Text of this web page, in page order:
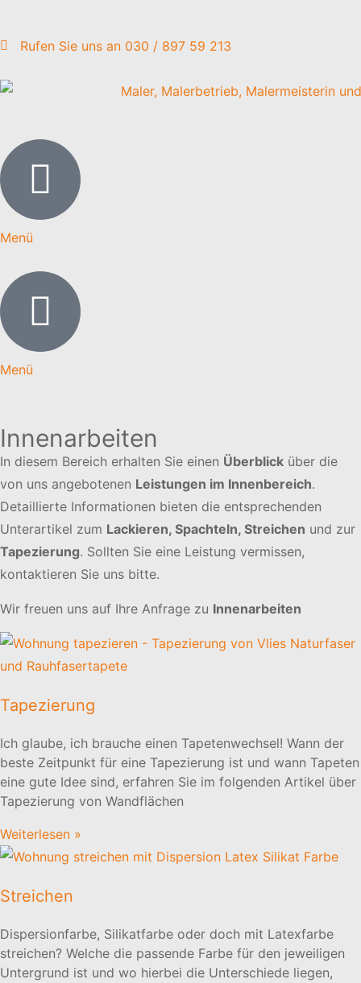
Rufen Sie uns an 030 / 897 59 213
Menü
Menü
Innenarbeiten
In diesem Bereich erhalten Sie einen Überblick über die
von uns angebotenen Leistungen im Innenbereich.
Detaillierte Informationen bieten die entsprechenden
Unterartikel zum Lackieren, Spachteln, Streichen und zur
Tapezierung. Sollten Sie eine Leistung vermissen,
kontaktieren Sie uns bitte.
Wir freuen uns auf Ihre Anfrage zu Innenarbeiten
Tapezierung
Ich glaube, ich brauche einen Tapetenwechsel! Wann der
beste Zeitpunkt für eine Tapezierung ist und wann Tapeten
eine gute Idee sind, erfahren Sie im folgenden Artikel über
Tapezierung von Wandflächen
Weiterlesen »
Streichen
Dispersionfarbe, Silikatfarbe oder doch mit Latexfarbe
streichen? Welche die passende Farbe für den jeweiligen
Untergrund ist und wo hierbei die Unterschiede liegen,